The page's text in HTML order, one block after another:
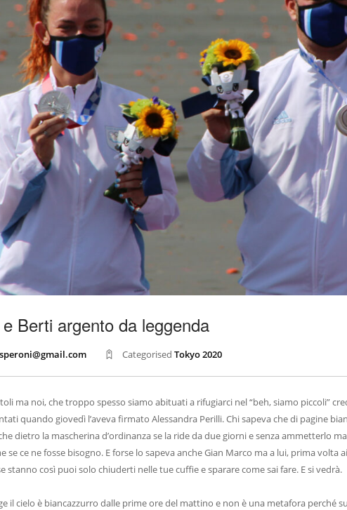
e Berti argento da leggenda
Categorised Tokyo 2020
ma noi, che troppo spesso siamo abituati a rifugiarci nel “beh, siamo piccoli”
quando giovedì l’aveva firmato Alessandra Perilli. Chi sapeva che di pagine
dietro la mascherina d’ordinanza se la ride da due giorni e senza ammetterlo
se ce ne fosse bisogno. E forse lo sapeva anche Gian Marco ma a lui, prima volta
stanno così puoi solo chiuderti nelle tue cuffie e sparare come sai fare. E si vedrà.
il cielo è biancazzurro dalle prime ore del mattino e non è una metafora perché